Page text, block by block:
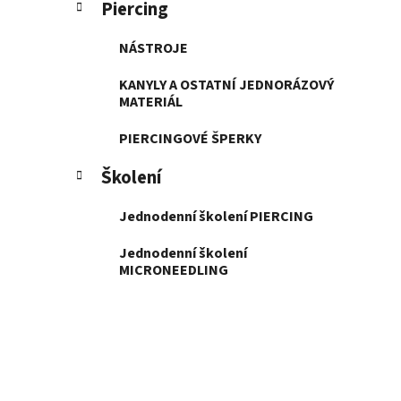
Piercing
NÁSTROJE
KANYLY A OSTATNÍ JEDNORÁZOVÝ
MATERIÁL
PIERCINGOVÉ ŠPERKY
Školení
Jednodenní školení PIERCING
Jednodenní školení
MICRONEEDLING